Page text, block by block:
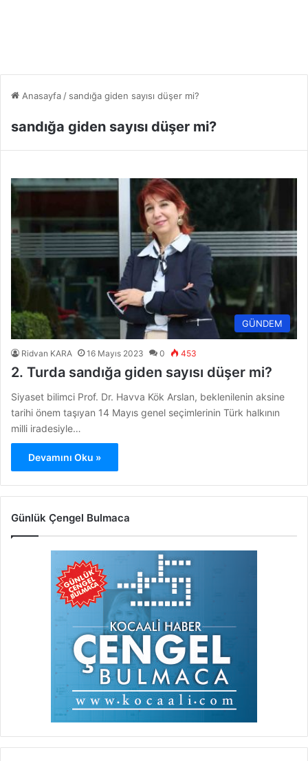
Anasayfa / sandığa giden sayısı düşer mi?
sandığa giden sayısı düşer mi?
GÜNDEM
Ridvan KARA 16 Mayıs 2023 0 453
2. Turda sandığa giden sayısı düşer mi?
Siyaset bilimci Prof. Dr. Havva Kök Arslan, beklenilenin aksine
tarihi önem taşıyan 14 Mayıs genel seçimlerinin Türk halkının
milli iradesiyle…
Devamını Oku »
Günlük Çengel Bulmaca